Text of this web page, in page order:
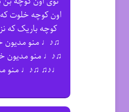
اون کوچه خلوت
کوچه باریک
♫♪♩ منو
♫♪♩ منو مدیون
♩♪♫ ♫♪♩ منو